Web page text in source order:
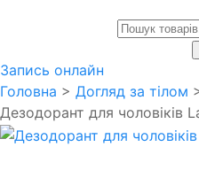
Products
Запись онлайн
Головна > Догляд за тілом
Дезодорант для чоловіків